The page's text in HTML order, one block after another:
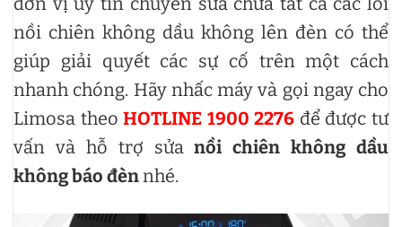
nồi chiên không dầu không lên đèn có thể
giúp giải quyết các sự cố trên một cách
nhanh chóng. Hãy nhấc máy và gọi ngay cho
Limosa theoHOTLINE 1900 2276 để được tư
vấn và hỗ trợ sửanồi chiên không dầu
không báo đènnhé.